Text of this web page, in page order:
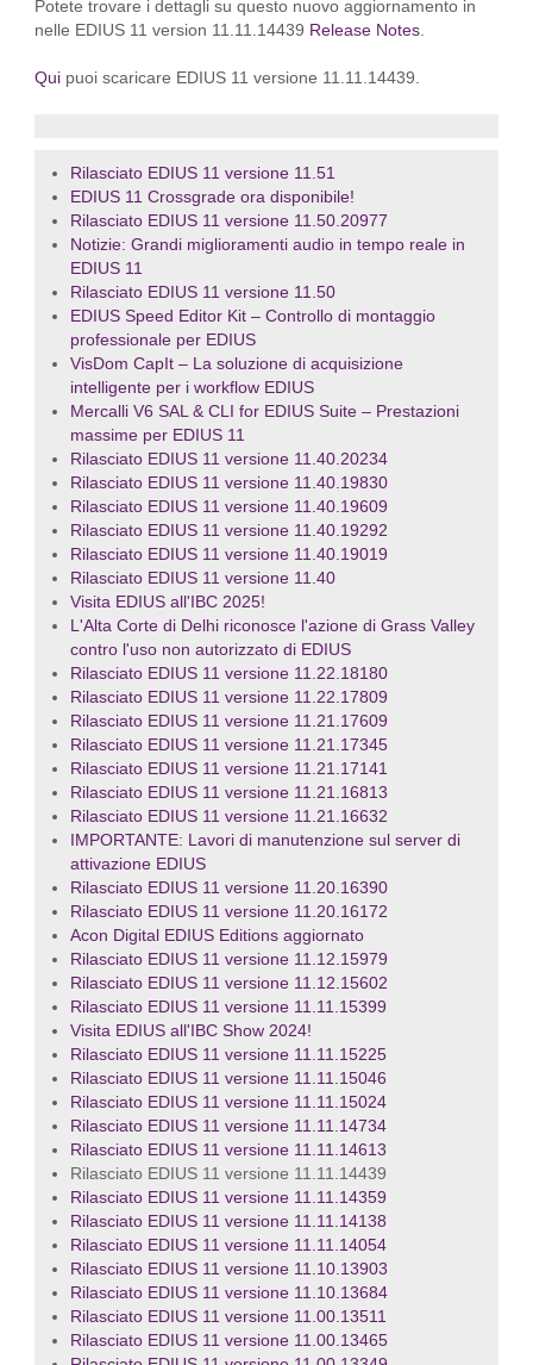
Potete trovare i dettagli su questo nuovo aggiornamento in
nelle EDIUS 11 version 11.11.14439 Release Notes.
Quipuoi scaricare EDIUS 11 versione 11.11.14439.
Rilasciato EDIUS 11 versione 11.51
EDIUS 11 Crossgrade ora disponibile!
Rilasciato EDIUS 11 versione 11.50.20977
Notizie: Grandi miglioramenti audio in tempo reale in
EDIUS 11
Rilasciato EDIUS 11 versione 11.50
EDIUS Speed Editor Kit – Controllo di montaggio
professionale per EDIUS
VisDom CapIt – La soluzione di acquisizione
intelligente per i workflow EDIUS
Mercalli V6 SAL & CLI for EDIUS Suite – Prestazioni
massime per EDIUS 11
Rilasciato EDIUS 11 versione 11.40.20234
Rilasciato EDIUS 11 versione 11.40.19830
Rilasciato EDIUS 11 versione 11.40.19609
Rilasciato EDIUS 11 versione 11.40.19292
Rilasciato EDIUS 11 versione 11.40.19019
Rilasciato EDIUS 11 versione 11.40
Visita EDIUS all'IBC 2025!
L'Alta Corte di Delhi riconosce l'azione di Grass Valley
contro l'uso non autorizzato di EDIUS
Rilasciato EDIUS 11 versione 11.22.18180
Rilasciato EDIUS 11 versione 11.22.17809
Rilasciato EDIUS 11 versione 11.21.17609
Rilasciato EDIUS 11 versione 11.21.17345
Rilasciato EDIUS 11 versione 11.21.17141
Rilasciato EDIUS 11 versione 11.21.16813
Rilasciato EDIUS 11 versione 11.21.16632
IMPORTANTE: Lavori di manutenzione sul server di
attivazione EDIUS
Rilasciato EDIUS 11 versione 11.20.16390
Rilasciato EDIUS 11 versione 11.20.16172
Acon Digital EDIUS Editions aggiornato
Rilasciato EDIUS 11 versione 11.12.15979
Rilasciato EDIUS 11 versione 11.12.15602
Rilasciato EDIUS 11 versione 11.11.15399
Visita EDIUS all'IBC Show 2024!
Rilasciato EDIUS 11 versione 11.11.15225
Rilasciato EDIUS 11 versione 11.11.15046
Rilasciato EDIUS 11 versione 11.11.15024
Rilasciato EDIUS 11 versione 11.11.14734
Rilasciato EDIUS 11 versione 11.11.14613
Rilasciato EDIUS 11 versione 11.11.14439
Rilasciato EDIUS 11 versione 11.11.14359
Rilasciato EDIUS 11 versione 11.11.14138
Rilasciato EDIUS 11 versione 11.11.14054
Rilasciato EDIUS 11 versione 11.10.13903
Rilasciato EDIUS 11 versione 11.10.13684
Rilasciato EDIUS 11 versione 11.00.13511
Rilasciato EDIUS 11 versione 11.00.13465